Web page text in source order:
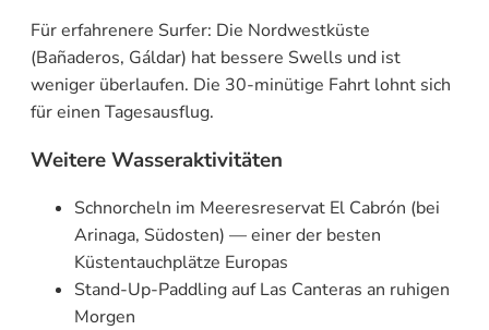
Für erfahrenere Surfer: Die Nordwestküste
(Bañaderos, Gáldar) hat bessere Swells und ist
weniger überlaufen. Die 30-minütige Fahrt lohnt sich
für einen Tagesausflug.
Weitere Wasseraktivitäten
Schnorcheln im Meeresreservat El Cabrón (bei
Arinaga, Südosten) — einer der besten
Küstentauchplätze Europas
Stand-Up-Paddling auf Las Canteras an ruhigen
Morgen